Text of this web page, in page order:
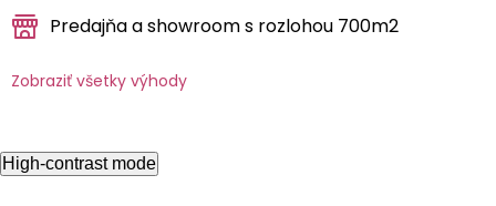
Predajňa a showroom s rozlohou 700m2
Zobraziť všetky výhody
High-contrast mode